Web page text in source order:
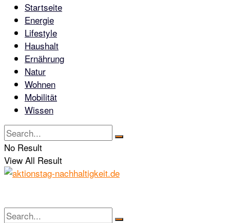
Startseite
Energie
Lifestyle
Haushalt
Ernährung
Natur
Wohnen
Mobilität
Wissen
No Result
View All Result